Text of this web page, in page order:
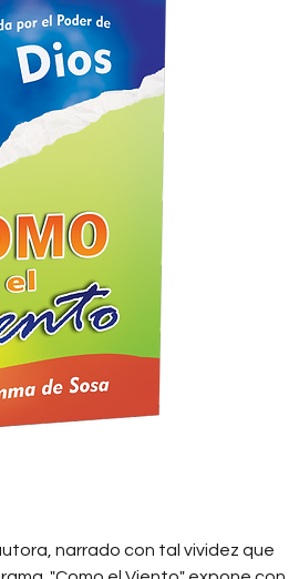
narrado con tal vividez que